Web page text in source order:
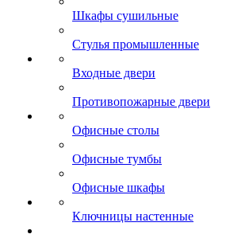
Шкафы сушильные
Стулья промышленные
Входные двери
Противопожарные двери
Офисные столы
Офисные тумбы
Офисные шкафы
Ключницы настенные